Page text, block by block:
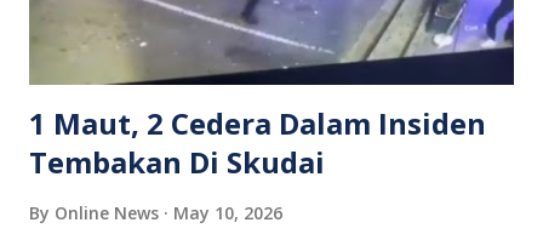
Sebahagian netizen turut meminta pihak berkuasa
mengambil tindakan tegas, manakala ada yang bersimpati
terhadap wanita dipercayai menjadi mangs...
1 Maut, 2 Cedera Dalam Insiden
Tembakan Di Skudai
By Online News May 10, 2026